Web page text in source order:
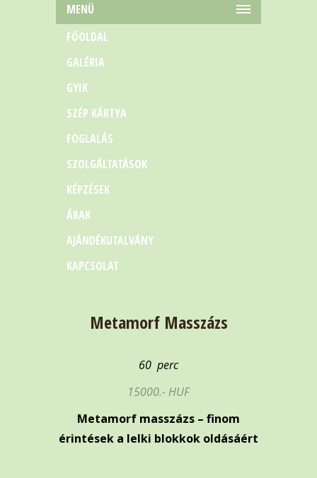
MENÜ
FŐOLDAL
GALÉRIA
GYIK
SZÉP KÁRTYA
FOGLALÁS
SZOLGÁLTATÁSOK
KÉPZÉSEK
ÁRAK
AJÁNDÉKUTALVÁNY
KAPCSOLAT
Metamorf Masszázs
60 perc
15000.- HUF
Metamorf masszázs – finom
érintések a lelki blokkok oldásáért